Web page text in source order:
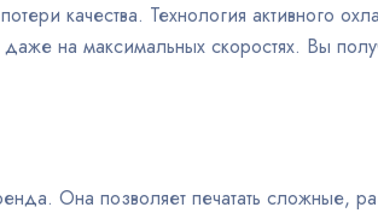
качества. Технология активного
на максимальных скоростях. Вы
Она позволяет печатать сложные,